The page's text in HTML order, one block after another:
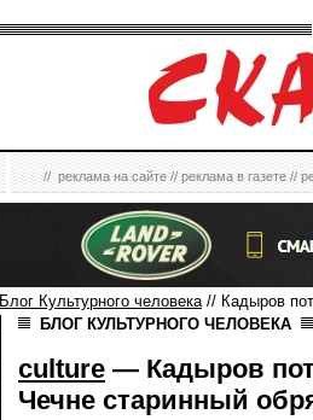
//реклама на сайте//реклама в газете//
Блог Культурного человека// Кадыров
БЛОГ КУЛЬТУРНОГО ЧЕЛОВЕКА
culture — Кадыров
Чечне старинный